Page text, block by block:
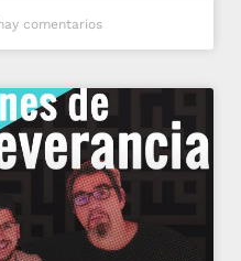
comentarios